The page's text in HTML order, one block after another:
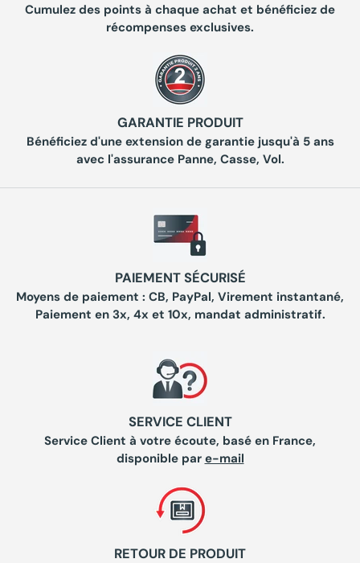
Cumulez des points à chaque achat et bénéficiez de
récompenses exclusives.
GARANTIE PRODUIT
Bénéficiez d'une extension de garantie jusqu'à 5 ans
avec l'assurance Panne, Casse, Vol.
PAIEMENT SÉCURISÉ
Moyens de paiement : CB, PayPal, Virement instantané,
Paiement en 3x, 4x et 10x, mandat administratif.
SERVICE CLIENT
Service Client à votre écoute, basé en France,
disponible par e-mail
RETOUR DE PRODUIT